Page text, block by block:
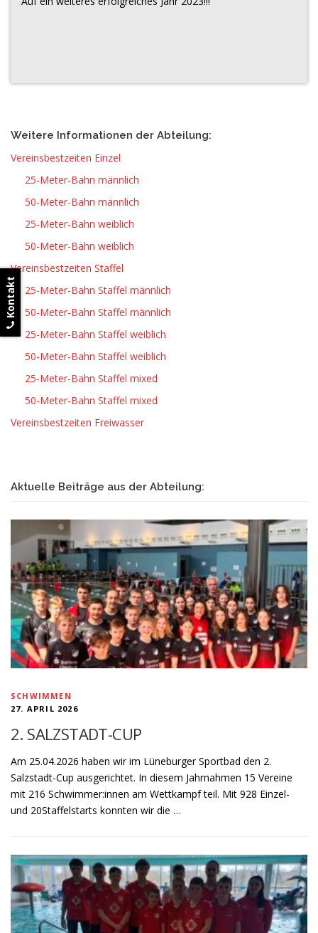
Weitere Informationen der Abteilung:
Vereinsbestzeiten Einzel
25-Meter-Bahn männlich
50-Meter-Bahn männlich
25-Meter-Bahn weiblich
50-Meter-Bahn weiblich
Vereinsbestzeiten Staffel
25-Meter-Bahn Staffel männlich
50-Meter-Bahn Staffel männlich
25-Meter-Bahn Staffel weiblich
50-Meter-Bahn Staffel weiblich
25-Meter-Bahn Staffel mixed
50-Meter-Bahn Staffel mixed
Vereinsbestzeiten Freiwasser
Aktuelle Beiträge aus der Abteilung:
SCHWIMMEN
27. APRIL 2026
2. SALZSTADT-CUP
Am 25.04.2026 haben wir im Lüneburger Sportbad den 2.
Salzstadt-Cup ausgerichtet. In diesem Jahrnahmen 15 Vereine
mit 216 Schwimmer:innen am Wettkampf teil. Mit 928 Einzel-
und 20Staffelstarts konnten wir die …
Kontakt